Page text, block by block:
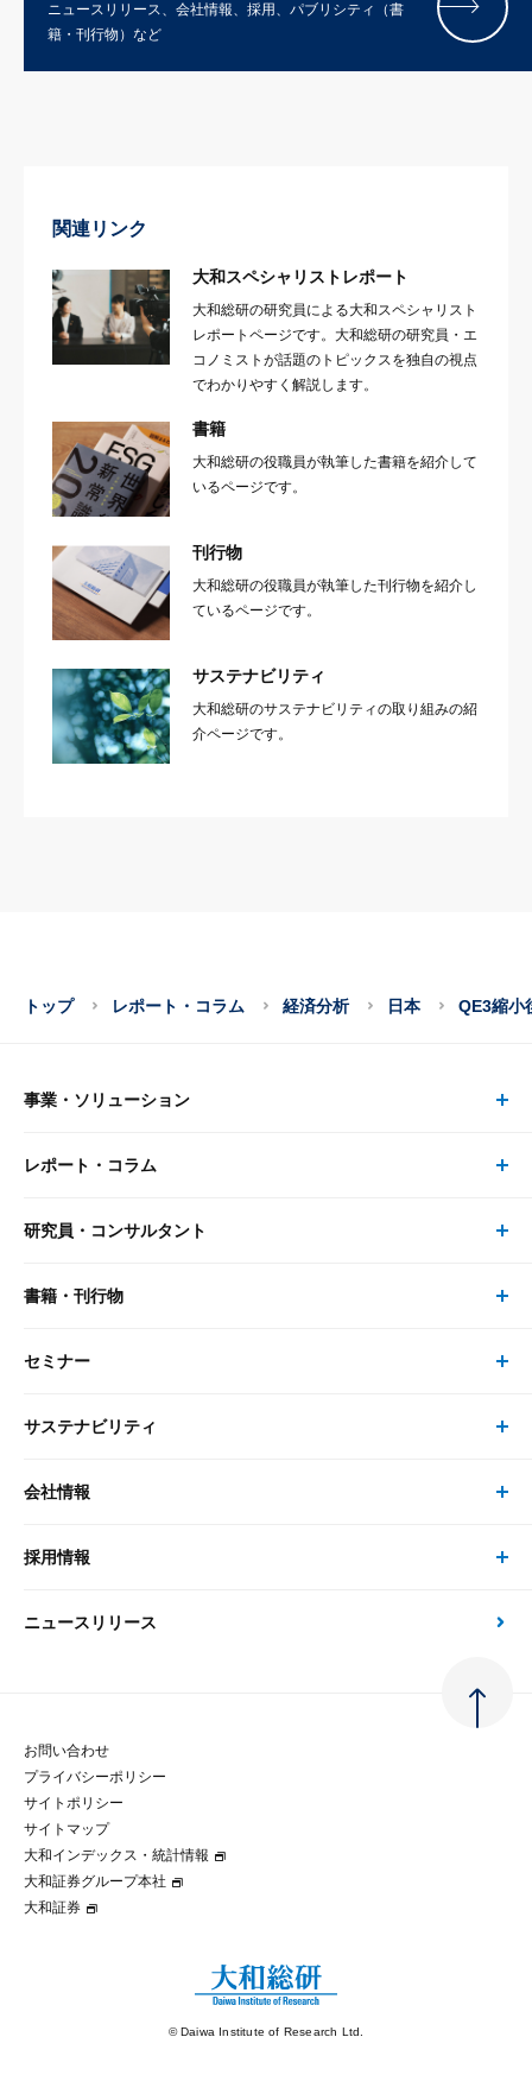
ニュースリリース、会社情報、採用、パブリシティ（書
籍・刊行物）など
関連リンク
大和スペシャリストレポート
大和総研の研究員による大和スペシャリスト
レポートページです。大和総研の研究員・エ
コノミストが話題のトピックスを独自の視点
でわかりやすく解説します。
書籍
大和総研の役職員が執筆した書籍を紹介して
いるページです。
刊行物
大和総研の役職員が執筆した刊行物を紹介し
ているページです。
サステナビリティ
大和総研のサステナビリティの取り組みの紹
介ページです。
トップ レポート・コラム 経済分析 日本 QE3縮小
事業・ソリューション
事業・ソリューション トップ
リサーチ
大和総研の強み
先端テクノロジーに基づく新たな価値の創出
レポート・コラム
レポート・コラム トップ
最新のレポート・コラム
政策分析
金融経済教育等
コラム
大和インデックス・統計情報
研究員・コンサルタント
研究員・コンサルタント トップ
研究員
書籍・刊行物
書籍・刊行物 トップ
書籍
セミナー
セミナー トップ
現在受付中のセミナー・イベント
サステナビリティ
サステナビリティの取り組み
次世代社会への貢献
マルチステークホルダー方針
パートナーシップ構築宣言
会社情報
会社情報 トップ
会社概要・役員一覧
大和総研の歩み
グループ会社
採用情報
採用情報 トップ
経験者採用
ニュースリリース
お問い合わせ
プライバシーポリシー
サイトポリシー
サイトマップ
大和インデックス・統計情報
大和証券グループ本社
大和証券
© Daiwa Institute of Research Ltd.